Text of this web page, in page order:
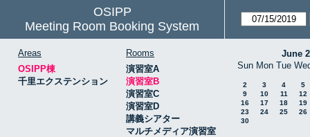
OSIPP
Meeting Room Booking System
Areas
OSIPP棟
千里エクステンション
Rooms
演習室A
演習室B
演習室C
演習室D
講義シアター
マルチメディア演習室
June
Sun Mon Tue
2 3 4
5
9
10 11
12
16
17 18
19
23
24 25
26
30